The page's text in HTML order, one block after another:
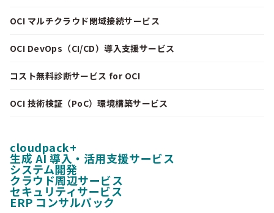
OCI マルチクラウド閉域接続サービス
OCI DevOps（CI/CD）導入支援サービス
コスト無料診断サービス for OCI
OCI 技術検証（PoC）環境構築サービス
cloudpack+
生成 AI 導入・活用支援サービス
システム開発
クラウド周辺サービス
セキュリティサービス
ERP コンサルパック